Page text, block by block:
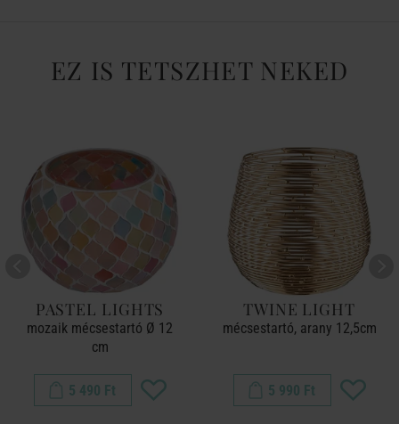
EZ IS TETSZHET NEKED
PASTEL LIGHTS
mozaik mécsestartó Ø 12
cm
5 490 Ft
TWINE LIGHT
mécsestartó, arany 12,5cm
5 990 Ft